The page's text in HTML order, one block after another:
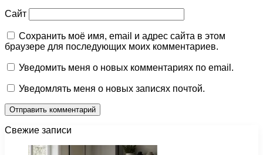
Сайт
Сохранить моё имя, email и адрес сайта в этом
браузере для последующих моих комментариев.
Уведомить меня о новых комментариях по email.
Уведомлять меня о новых записях почтой.
Свежие записи